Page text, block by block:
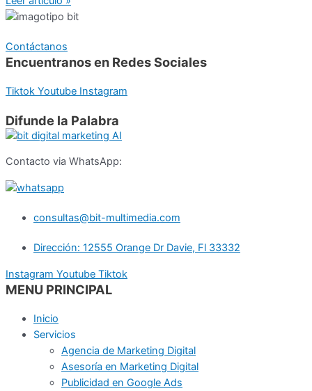
Contáctanos
Encuentranos en Redes Sociales
Tiktok Youtube Instagram
Difunde la Palabra
Contacto via WhatsApp:
consultas@bit-multimedia.com
Dirección: 12555 Orange Dr Davie, Fl 33332
Instagram Youtube Tiktok
MENU PRINCIPAL
Inicio
Servicios
Agencia de Marketing Digital
Asesoría en Marketing Digital
Publicidad en Google Ads